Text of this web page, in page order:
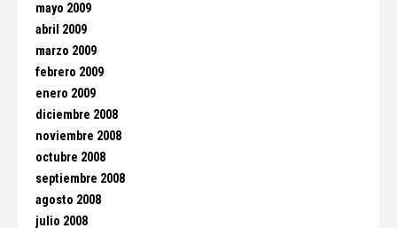
mayo 2009
abril 2009
marzo 2009
febrero 2009
enero 2009
diciembre 2008
noviembre 2008
octubre 2008
septiembre 2008
agosto 2008
julio 2008